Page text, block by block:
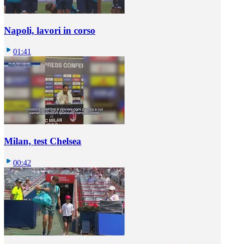
Napoli, lavori in corso
01:41
Milan, test Chelsea
00:42